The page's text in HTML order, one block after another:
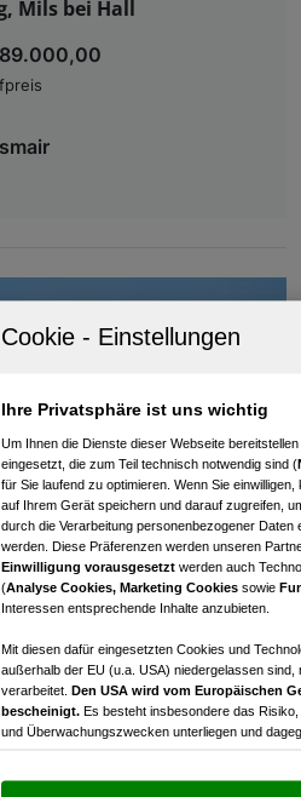
Mils bei Hall
Mils bei Hall
Ihre Privatsphäre ist uns wichtig
Um Ihnen die Dienste dieser Webseite
eingesetzt, die zum Teil technisch notwendig sind (
für Sie laufend zu optimieren. Wenn Sie
auf Ihrem Gerät speichern und darauf zugreifen,
durch die Verarbeitung personenbezogener
werden. Diese Präferenzen werden unseren
Einwilligung vorausgesetzt werden auch
(Analyse Cookies, Marketing Cookies sowie
Interessen entsprechende Inhalte anzubieten.
Mit diesen dafür eingesetzten Cookies und
außerhalb der EU (u.a. USA) niedergelassen
verarbeitet. Den USA wird vom Europäischen
bescheinigt. Es besteht insbesondere das
und Überwachungszwecken unterliegen und